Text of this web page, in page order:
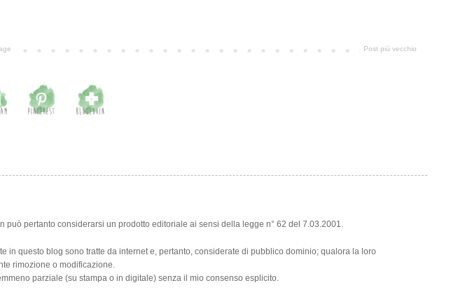
Post più vecchio
pertanto considerarsi un prodotto editoriale ai sensi della legge n° 62 del 7.03.2001.
in questo blog sono tratte da internet e, pertanto, considerate di pubblico dominio; qualora la loro
rimozione o modificazione.
parziale (su stampa o in digitale) senza il mio consenso esplicito.